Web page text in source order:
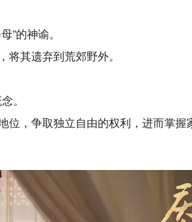
的神谕。
其遗弃到荒郊野外。
。
位，争取独立自由的权利，进而掌握